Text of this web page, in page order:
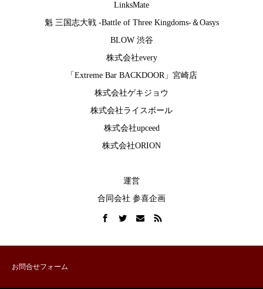
LinksMate
魁 三国志大戦 -Battle of Three Kingdoms-＆Oasys
BLOW 渋谷
株式会社every
「Extreme Bar BACKDOOR」宮崎店
株式会社ゲキジョウ
株式会社ライスボール
株式会社upceed
株式会社ORION
運営
合同会社 参喜企画
お問合せフォーム